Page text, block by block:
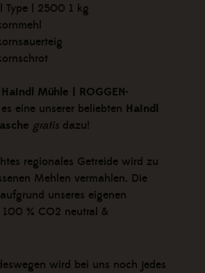
Type | 2500 1 kg
Haindl Mühle | ROGGEN-
eine unserer beliebten Haindl
gratis dazu!
regionales Getreide wird zu
Mehlen vermahlen. Die
unseres eigenen
100 % CO2 neutral &
wird bei uns noch jedes